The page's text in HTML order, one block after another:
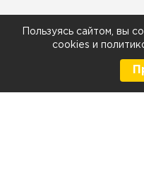
Пользуясь сайтом, вы
cookies и